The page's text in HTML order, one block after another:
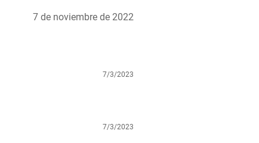
7 de noviembre de 2022
7/3/2023
7/3/2023